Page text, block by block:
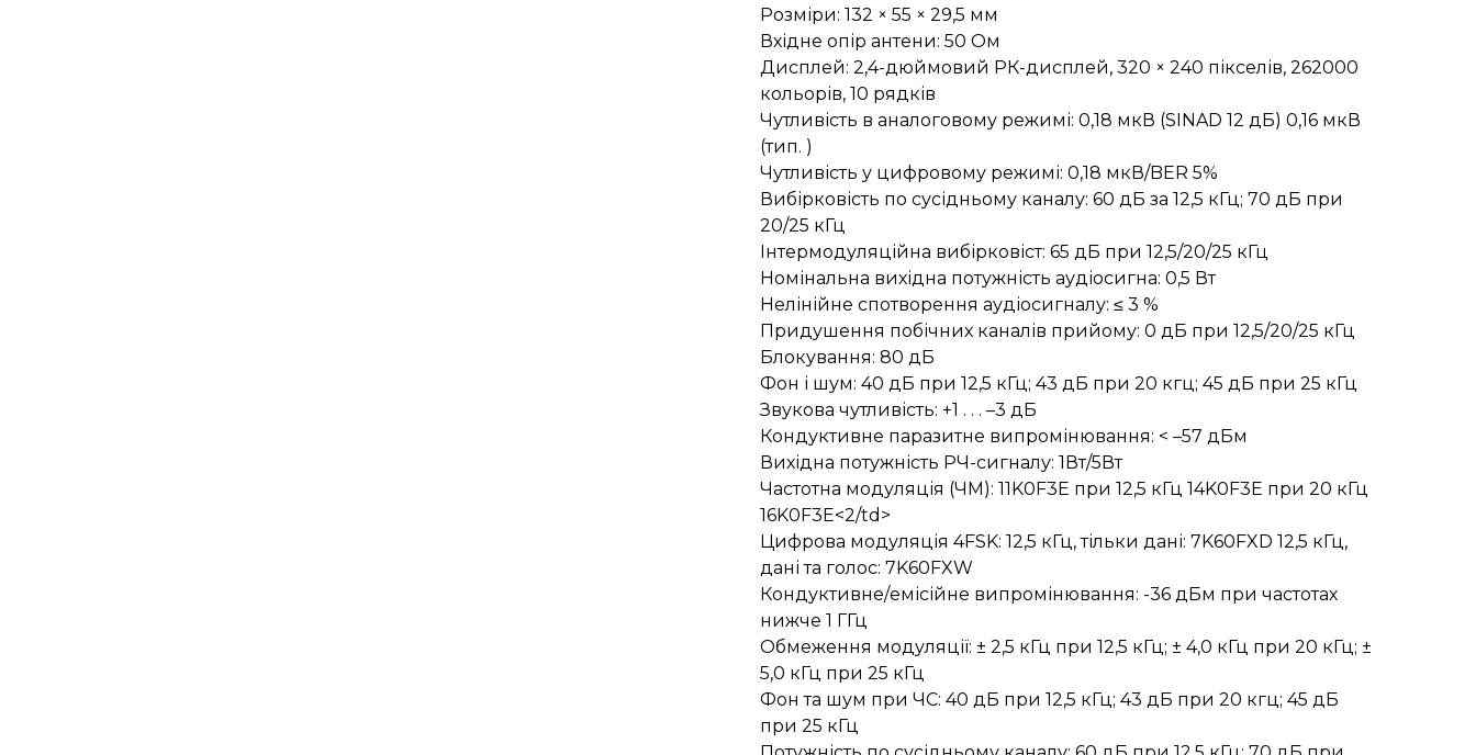
Розміри: 132 × 55 × 29,5 мм
Вхідне опір антени: 50 Ом
Дисплей: 2,4-дюймовий РК-дисплей, 320 × 240 пікселів, 262000
кольорів, 10 рядків
Чутливість в аналоговому режимі: 0,18 мкВ (SINAD 12 дБ) 0,16 мкВ
(тип. )
Чутливість у цифровому режимі: 0,18 мкВ/BER 5%
Вибірковість по сусідньому каналу: 60 дБ за 12,5 кГц; 70 дБ при
20/25 кГц
Інтермодуляційна вибірковіст: 65 дБ при 12,5/20/25 кГц
Номінальна вихідна потужність аудіосигна: 0,5 Вт
Нелінійне спотворення аудіосигналу: ≤ 3 %
Придушення побічних каналів прийому: 0 дБ при 12,5/20/25 кГц
Блокування: 80 дБ
Фон і шум: 40 дБ при 12,5 кГц; 43 дБ при 20 кгц; 45 дБ при 25 кГц
Звукова чутливість: +1 . . . –3 дБ
Кондуктивне паразитне випромінювання: < –57 дБм
Вихідна потужність РЧ-сигналу: 1Вт/5Вт
Частотна модуляція (ЧМ): 11K0F3E при 12,5 кГц 14K0F3E при 20 кГц
16K0F3E<2/td>
Цифрова модуляція 4FSK: 12,5 кГц, тільки дані: 7K60FXD 12,5 кГц,
дані та голос: 7K60FXW
Кондуктивне/емісійне випромінювання: -36 дБм при частотах
нижче 1 ГГц
Обмеження модуляції: ± 2,5 кГц при 12,5 кГц; ± 4,0 кГц при 20 кГц; ±
5,0 кГц при 25 кГц
Фон та шум при ЧС: 40 дБ при 12,5 кГц; 43 дБ при 20 кгц; 45 дБ
при 25 кГц